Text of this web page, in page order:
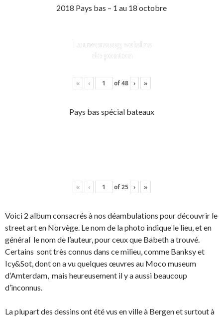
2018 Pays bas – 1 au 18 octobre
Lauwersoog voisins
de ponton
« ‹ of48 › »
Pays bas spécial bateaux
« ‹ of25 › »
Voici 2 album consacrés à nos déambulations pour découvrir le
street art en Norvège. Le nom de la photo indique le lieu, et en
général le nom de l’auteur, pour ceux que Babeth a trouvé.
Certains sont très connus dans ce milieu, comme Banksy et
Icy&Sot, dont on a vu quelques œuvres au Moco museum
d’Amterdam, mais heureusement il y a aussi beaucoup
d’inconnus.
La plupart des dessins ont été vus en ville à Bergen et surtout à